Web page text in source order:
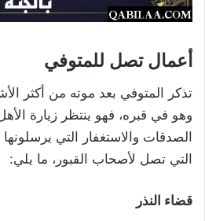
أعمال تصل للمتوفي
تذكر المتوفي بعد موته من أكثر
وهو في قبره، فهو ينتظر زيارة
الصدقات والاستغفار التي
التي تصل لأصحاب القبور، ما يلي:
قضاء النذر